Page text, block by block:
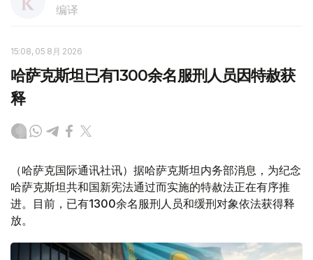
编译
15:08, 05 8月 2026
哈萨克斯坦已有1300余名服刑人员因特赦获
释
（哈萨克国际通讯社讯）据哈萨克斯坦内务部消息，为纪念
哈萨克斯坦共和国新宪法通过而实施的特赦法正在有序推
进。目前，已有1300余名服刑人员和缓刑对象依法获得释
放。